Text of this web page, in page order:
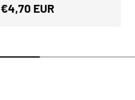
Normaler Preis
€4,70 EUR